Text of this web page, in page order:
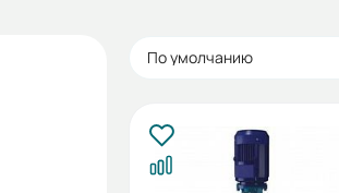
По умолчанию